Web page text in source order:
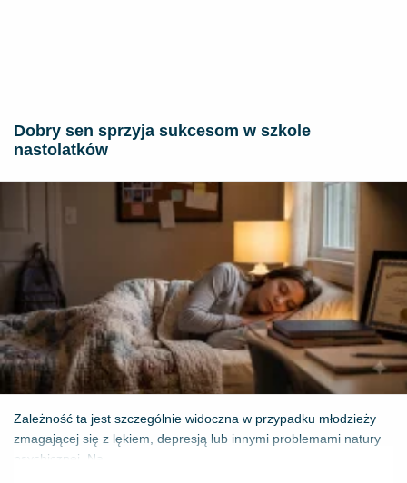
Dobry sen sprzyja sukcesom w szkole
nastolatków
Zależność ta jest szczególnie widoczna w przypadku młodzieży
zmagającej się z lękiem, depresją lub innymi problemami natury
psychicznej. Na...